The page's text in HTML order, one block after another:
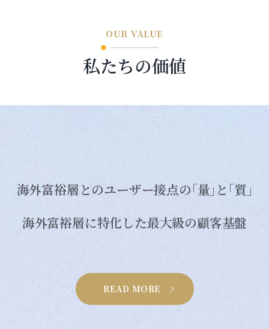
OUR VALUE
私たちの価値
海外富裕層とのユーザー接点の｢量｣と｢質｣
海外富裕層に特化した最大級の顧客基盤
READ MORE >